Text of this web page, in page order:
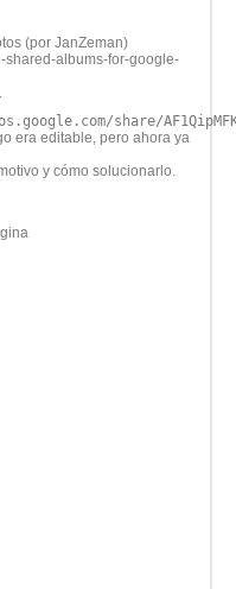
(por JanZeman)
shared-albums-for-google-
share/
era editable, pero ahora ya
y cómo solucionarlo.